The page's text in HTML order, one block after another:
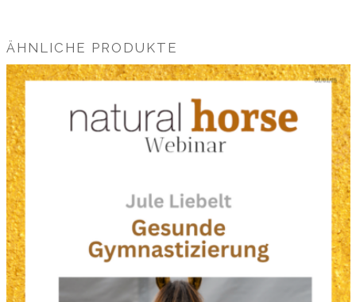
ÄHNLICHE PRODUKTE